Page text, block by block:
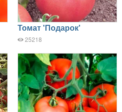
Томат 'Подарок'
25218